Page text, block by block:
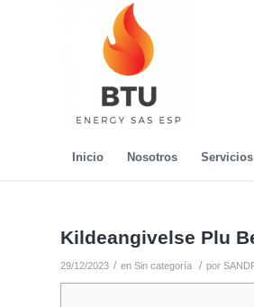
Inicio Nosotros Servicios
Kildeangivelse Plu
29/12/2023 / en Sin categoría / por